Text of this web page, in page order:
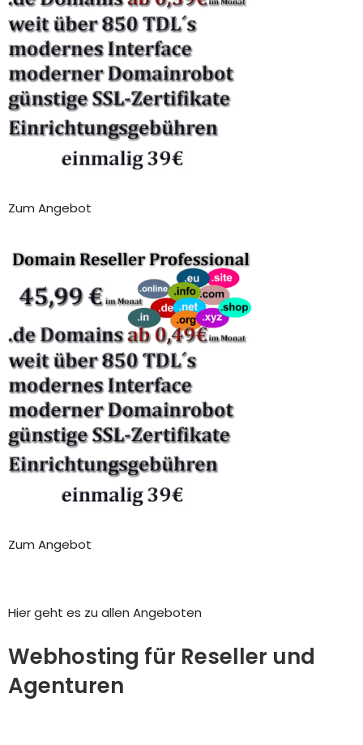
Zum Angebot
Zum Angebot
Hier geht es zu allen Angeboten
Webhosting für Reseller und
Agenturen